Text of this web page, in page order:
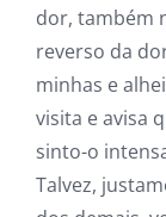
dor, também
reverso da
minhas e
visita e avisa
sinto-o
Talvez,